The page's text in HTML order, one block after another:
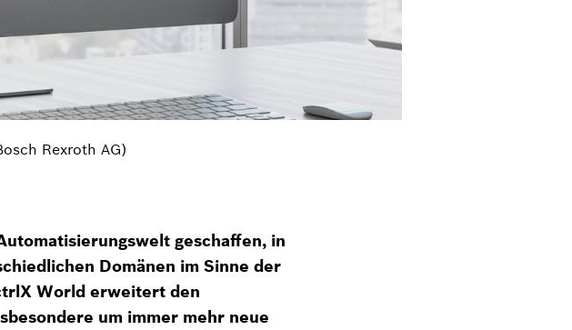
Rexroth AG)
geschaffen, in
Domänen im Sinne der
World erweitert den
um immer mehr neue